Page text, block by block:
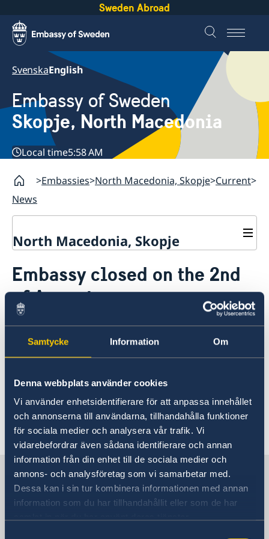
Samtycke Information Om
Denna webbplats använder cookies
Vi använder enhetsidentifierare för att anpassa innehållet
och annonserna till användarna, tillhandahålla funktioner
för sociala medier och analysera vår trafik. Vi
vidarebefordrar även sådana identifierare och annan
information från din enhet till de sociala medier och
annons- och analysföretag som vi samarbetar med.
Dessa kan i sin tur kombinera informationen med annan
information som du har tillhandahållit eller som de har
Sweden Abroad
SvenskaEnglish
Embassy of Sweden
Skopje, North Macedonia
Local time5:58 AM
Embassies North Macedonia, Skopje Current
News
North Macedonia, Skopje
Ambassador
Data Protection Policy
Contact / Opening Hours
Book an appointment
Current
News
Rules for resident permits for visits
Invitation to civil society organisations for
Important information for Migration cases and
Development cooperation
Embassy closed on the 2nd
of August
The Embassy will be closed on Friday,
the 2nd of August 2024, for North
Macedonia's Republic Day.
Sweden in North Macedonia,
Skopje